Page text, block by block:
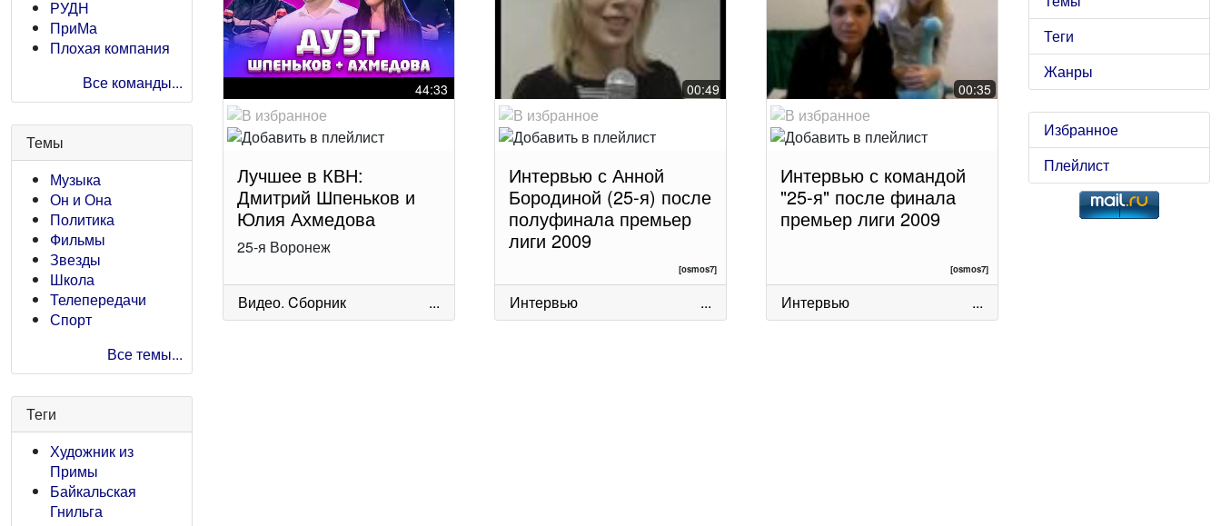
РУДН
ПриМа
Плохая компания
Все команды...
Темы
Музыка
Он и Она
Политика
Фильмы
Звезды
Школа
Телепередачи
Спорт
Все темы...
Теги
Художник из
Примы
Байкальская
Гнильга
44:33
Лучшее в КВН:
Дмитрий Шпеньков и
Юлия Ахмедова
25-я Воронеж
Видео.Cборник ...
00:49
Интервью с Анной
Бородиной (25-я) после
полуфинала премьер
лиги 2009
[osmos7]
Интервью ...
00:35
Интервью с командой
"25-я" после финала
премьер лиги 2009
[osmos7]
Интервью ...
Теги
Жанры
Избранное
Плейлист